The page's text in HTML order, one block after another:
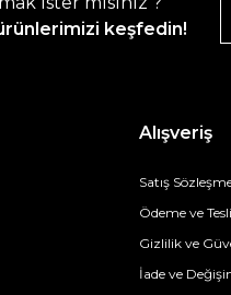
keşfedin!
Alışveriş
Satış
Ödeme ve
Gizlilik ve
İade ve